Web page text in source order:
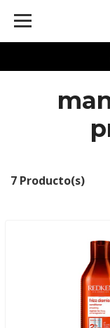
7 Producto(s)